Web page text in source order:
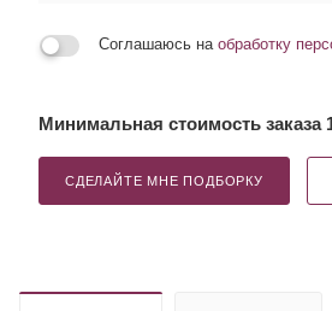
Соглашаюсь на обработку
Минимальная стоимость заказа
СДЕЛАЙТЕ МНЕ ПОДБОРКУ